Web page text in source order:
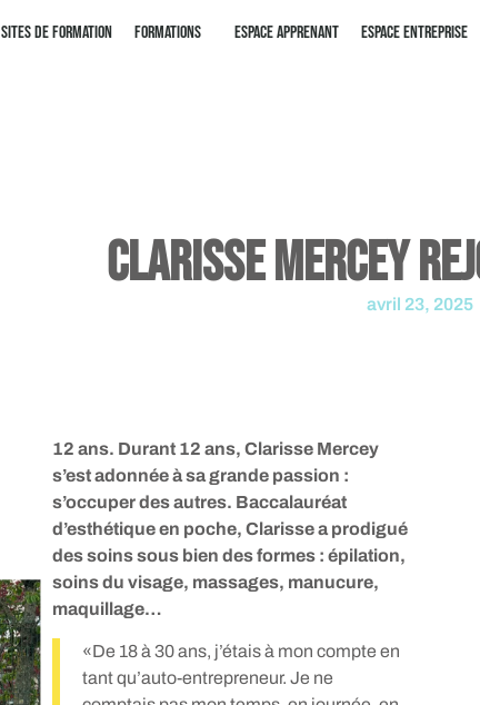
Sites de Formation Formations Espace apprenant Espace entreprise
Clarisse Mercey
avril 23, 2025
12 ans. Durant 12 ans, Clarisse Mercey
s’est adonnée à sa grande passion :
s’occuper des autres. Baccalauréat
d’esthétique en poche, Clarisse a prodigué
des soins sous bien des formes : épilation,
soins du visage, massages, manucure,
maquillage…
«De 18 à 30 ans, j’étais à mon compte en
tant qu’auto-entrepreneur. Je ne